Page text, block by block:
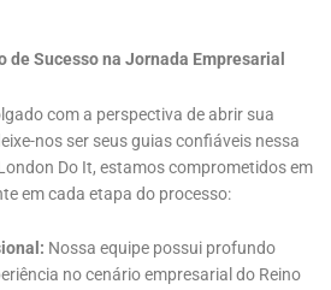
de Sucesso na Jornada Empresarial
com a perspectiva de abrir sua
nos ser seus guias confiáveis nessa
Do It, estamos comprometidos em
em cada etapa do processo:
Nossa equipe possui profundo
no cenário empresarial do Reino